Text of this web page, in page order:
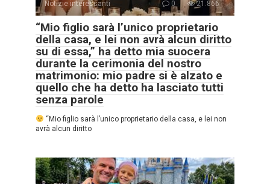
Notizie interessanti 0 21.866
“Mio figlio sarà l’unico proprietario
della casa, e lei non avrà alcun diritto
su di essa,” ha detto mia suocera
durante la cerimonia del nostro
matrimonio: mio padre si è alzato e
quello che ha detto ha lasciato tutti
senza parole
“Mio figlio sarà l’unico proprietario della casa, e lei non
avrà alcun diritto